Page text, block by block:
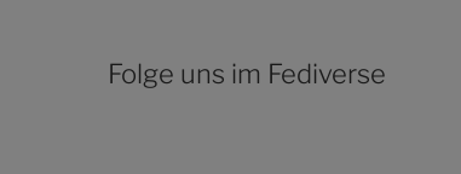
Folge uns im Fediverse